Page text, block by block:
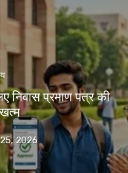
निवास प्रमाण पत्र की
2026